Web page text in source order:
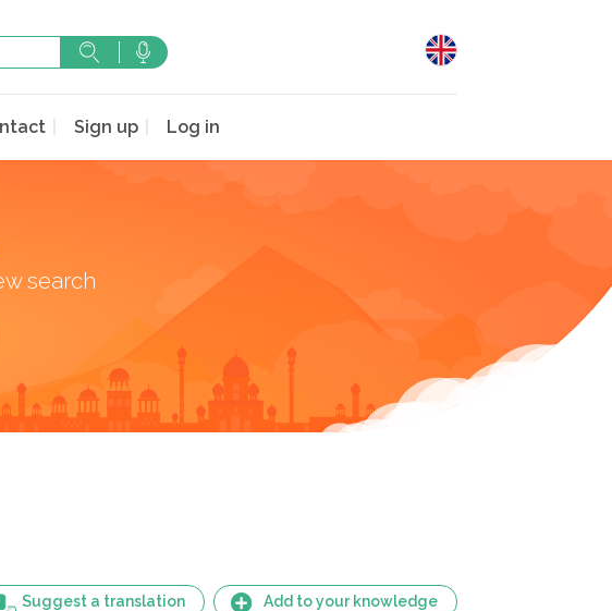
Sign up Log in
search
Suggest a translation Add to your knowledge